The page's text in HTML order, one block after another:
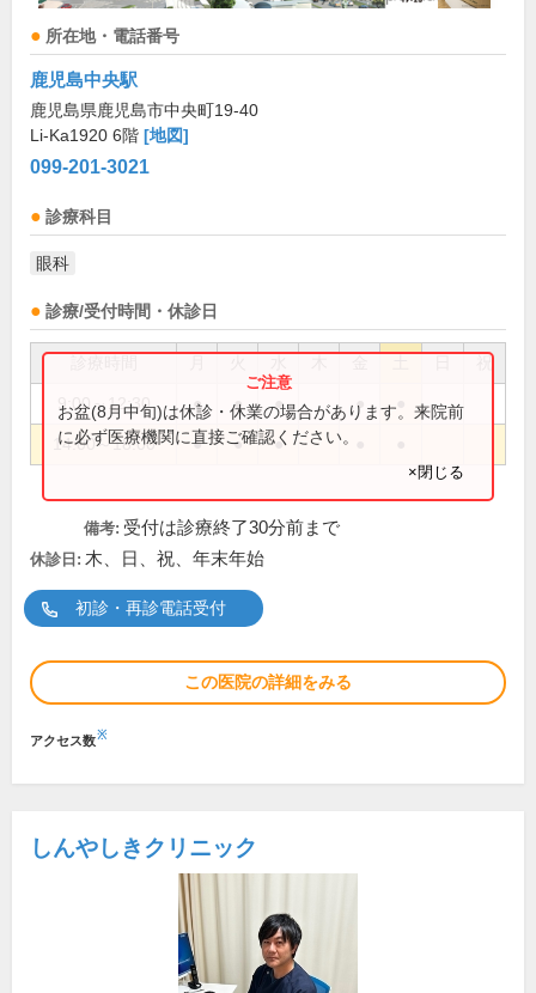
所在地・電話番号
鹿児島中央駅
鹿児島県鹿児島市中央町19-40
Li-Ka1920 6階 [地図]
099-201-3021
診療科目
眼科
診療/受付時間・休診日
祝
9:00～12:30 ● ● ● ●
14:00～18:00 ● ● ●
お盆(8月中旬)は休診・休業の場合があります。来院前
に必ず医療機関に直接ご確認ください。
×閉じる
備考: 受付は診療終了30分前まで
休診日: 木、日、祝、年末年始
初診・再診電話受付
この医院の詳細をみる
アクセス数※
しんやしきクリニック